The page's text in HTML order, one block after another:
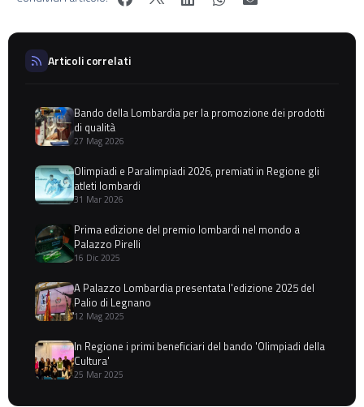
Articoli correlati
Bando della Lombardia per la promozione dei prodotti
di qualità
27 Mag 2026
Olimpiadi e Paralimpiadi 2026, premiati in Regione gli
atleti lombardi
31 Mar 2026
Prima edizione del premio lombardi nel mondo a
Palazzo Pirelli
16 Dic 2025
A Palazzo Lombardia presentata l'edizione 2025 del
Palio di Legnano
12 Mag 2025
In Regione i primi beneficiari del bando 'Olimpiadi della
Cultura'
25 Mar 2025